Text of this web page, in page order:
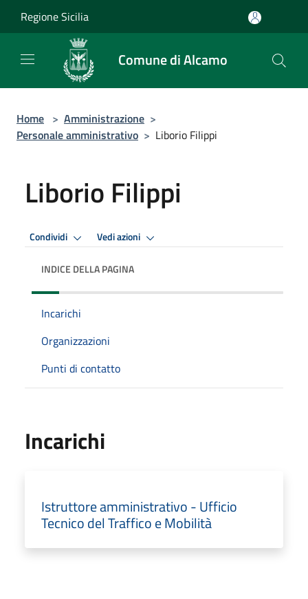
Regione Sicilia
Comune di Alcamo
Home > Amministrazione >
Personale amministrativo > Liborio Filippi
Liborio Filippi
Condividi Vedi azioni
INDICE DELLA PAGINA
Incarichi
Organizzazioni
Punti di contatto
Incarichi
Istruttore amministrativo - Ufficio
Tecnico del Traffico e Mobilità